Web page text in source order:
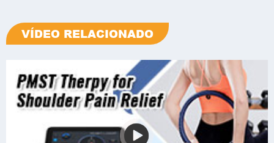
VÍDEO RELACIONADO